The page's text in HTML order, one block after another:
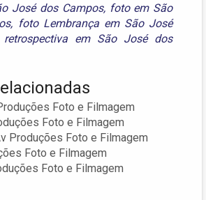
José dos Campos, foto em São
, foto Lembrança em São José
retrospectiva em São José dos
Foto e Filmagem
Foto e Filmagem
Produções Foto e Filmagem
Foto e Filmagem
Foto e Filmagem